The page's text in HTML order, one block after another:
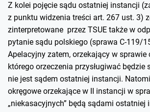
Z kolei pojęcie sądu ostatniej instancji
z punktu widzenia treści art. 267 ust. 3)
zinterpretowane przez TSUE także w
pytanie sądu polskiego (sprawa C-119/
Apelacyjny zatem, orzekający w sprawie
którego orzeczenia przysługiwać będzie
nie jest sądem ostatniej instancji.
okręgowe orzekające w II instancji w
„niekasacyjnych” będą sądami ostatniej